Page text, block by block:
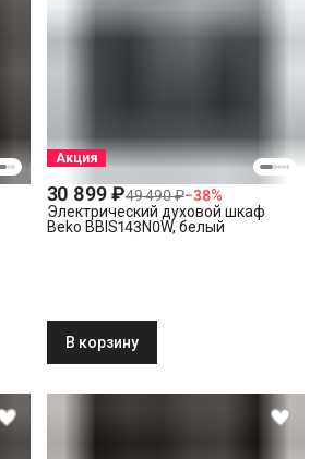
Акция
30 899 ₽49 490 ₽−38%
Электрический духовой шкаф
Beko BBIS143N0W, белый
В корзину